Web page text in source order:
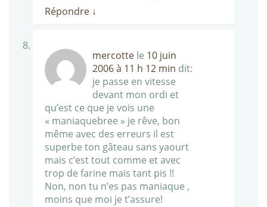
Répondre ↓
mercotte le 10 juin
2006 à 11 h 12 min dit:
je passe en vitesse
devant mon ordi et
qu’est ce que je vois une
« maniaquebree » je rêve, bon
même avec des erreurs il est
superbe ton gâteau sans yaourt
mais c’est tout comme et avec
trop de farine mais tant pis !!
Non, non tu n’es pas maniaque ,
moins que moi je t’assure!